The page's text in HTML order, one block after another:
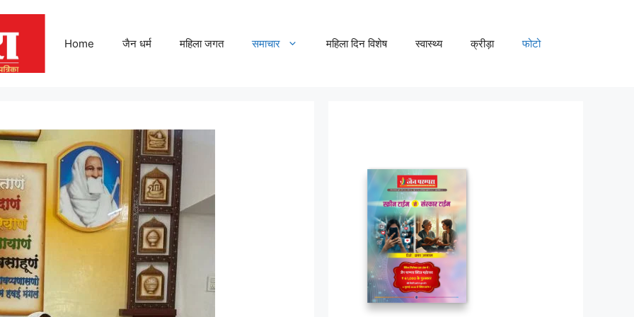
Home जैन धर्म महिला जगत समाचार महिला दिन विशेष स्वास्थ्य क्रीड़ा फोटो